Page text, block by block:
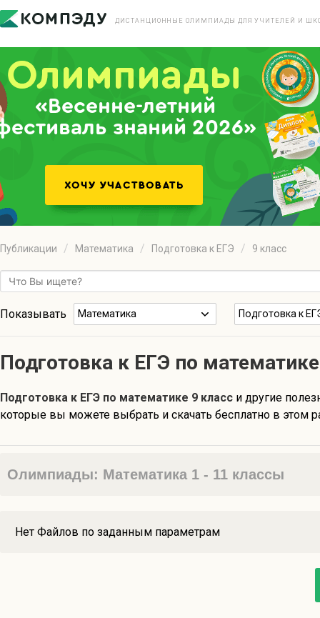
ДИСТАНЦИОННЫЕ ОЛИМПИАДЫ ДЛЯ УЧИТЕЛЕЙ И
«Весенне-летний
знаний 2026»
Публикации Математика Подготовка к ЕГЭ 9 класс
Показывать Математика Подготовка к
Подготовка к ЕГЭ по
Подготовка к ЕГЭ по математике 9 класс и другие
которые вы можете выбрать и скачать бесплатно в этом
Олимпиады: Математика 1 - 11 классы
Нет Файлов по заданным параметрам